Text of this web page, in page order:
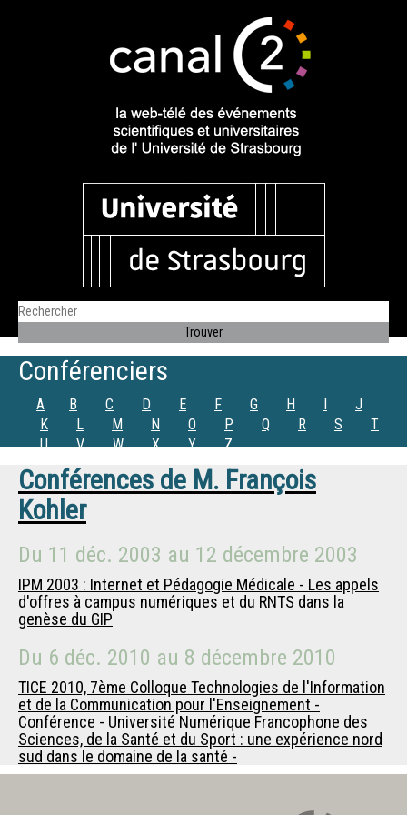
Conférenciers
A B C D E F G H I
J
K
L M N O P Q R S
T
U
V W X Y Z
Conférences de M. François
Kohler
Du 11 déc. 2003 au 12 décembre 2003
IPM 2003 : Internet et Pédagogie Médicale - Les appels
d'offres à campus numériques et du RNTS dans la
genèse du GIP
Du 6 déc. 2010 au 8 décembre 2010
TICE 2010, 7ème Colloque Technologies de l'Information
et de la Communication pour l'Enseignement -
Conférence - Université Numérique Francophone des
Sciences, de la Santé et du Sport : une expérience nord
sud dans le domaine de la santé -